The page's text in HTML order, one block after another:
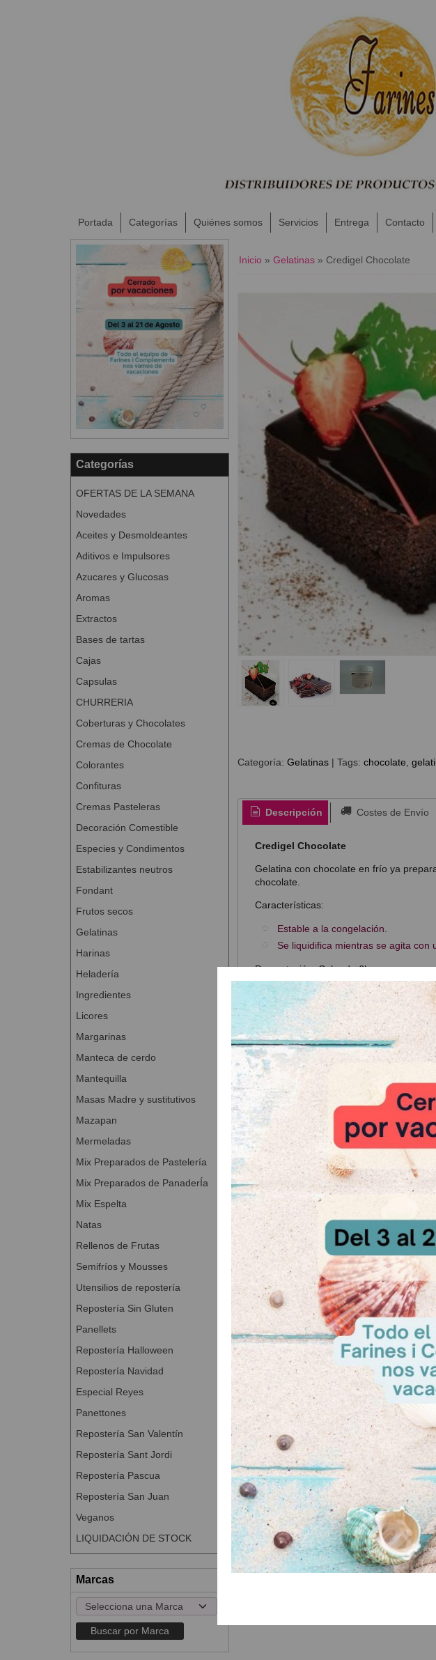
Portada Categorías Quiénes somos Servicios Entrega Contacto
Categorías
OFERTAS DE LA SEMANA
Novedades
Aceites y Desmoldeantes
Aditivos e Impulsores
Azucares y Glucosas
Aromas
Extractos
Bases de tartas
Cajas
Capsulas
CHURRERIA
Coberturas y Chocolates
Cremas de Chocolate
Colorantes
Confituras
Cremas Pasteleras
Decoración Comestible
Especies y Condimentos
Estabilizantes neutros
Fondant
Frutos secos
Gelatinas
Harinas
Heladería
Ingredientes
Licores
Margarinas
Manteca de cerdo
Mantequilla
Masas Madre y sustitutivos
Mazapan
Mermeladas
Mix Preparados de Pastelería
Mix Preparados de PanaderÍa
Mix Espelta
Natas
Rellenos de Frutas
Semifríos y Mousses
Utensilios de repostería
Repostería Sin Gluten
Panellets
Repostería Halloween
Repostería Navidad
Especial Reyes
Panettones
Repostería San Valentín
Repostería Sant Jordi
Repostería Pascua
Repostería San Juan
Veganos
LIQUIDACIÓN DE STOCK
Marcas
Inicio » Gelatinas» Credigel Chocolate
Categoría: Gelatinas| Tags: chocolate
Descripción Costes de Envío
Credigel Chocolate
Gelatina con chocolate en frío ya
chocolate.
Características:
Estable a la congelación.
Se liquidifica mientras se agita con
Presentación: Cubo de 6kg
Productos Relacionados
Credi Soft Cake Chocolate
A Consultar